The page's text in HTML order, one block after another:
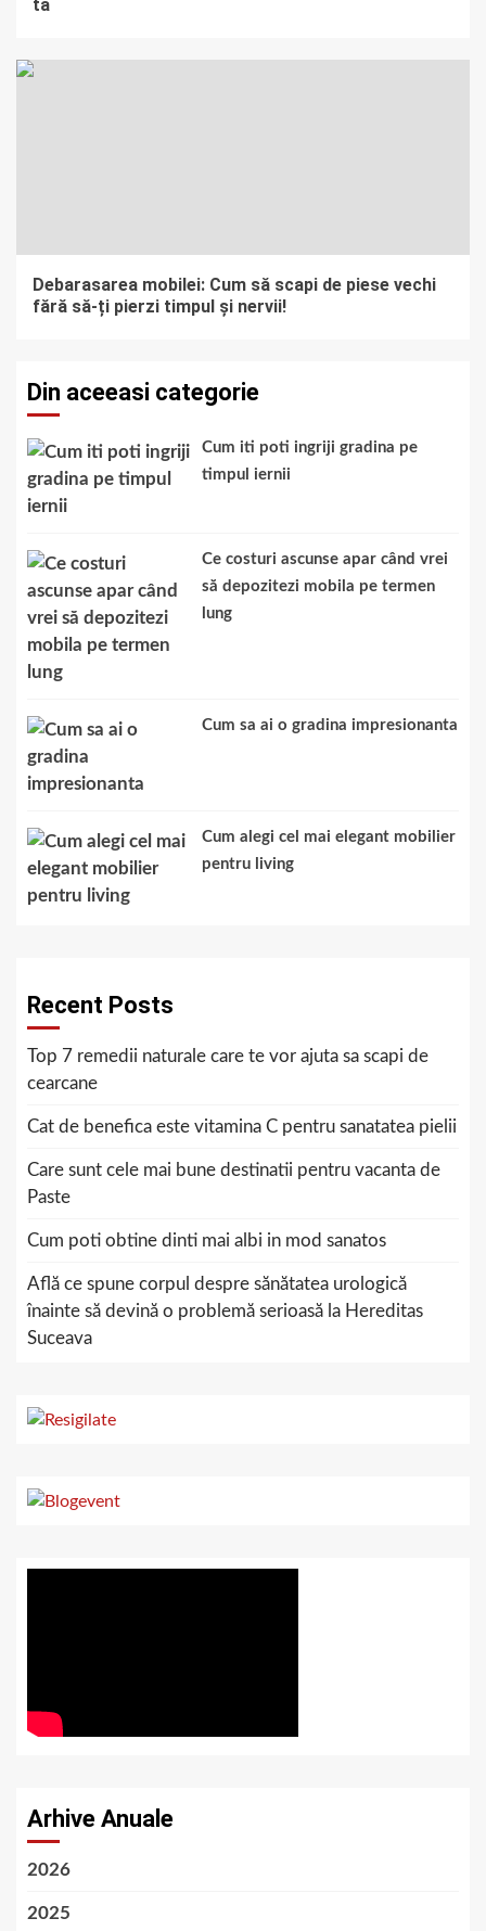
ta
Debarasarea mobilei: Cum să scapi de piese vechi
fără să-ți pierzi timpul și nervii!
Din aceeasi categorie
Cum iti poti ingriji gradina pe
timpul iernii
Ce costuri ascunse apar când vrei
să depozitezi mobila pe termen
lung
Cum sa ai o gradina impresionanta
Cum alegi cel mai elegant mobilier
pentru living
Recent Posts
Top 7 remedii naturale care te vor ajuta sa scapi de
cearcane
Cat de benefica este vitamina C pentru sanatatea pielii
Care sunt cele mai bune destinatii pentru vacanta de
Paste
Cum poti obtine dinti mai albi in mod sanatos
Află ce spune corpul despre sănătatea urologică
înainte să devină o problemă serioasă la Hereditas
Suceava
Arhive Anuale
2026
2025